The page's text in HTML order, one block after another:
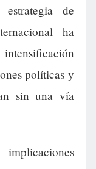
de
ha
políticas y
sin una vía